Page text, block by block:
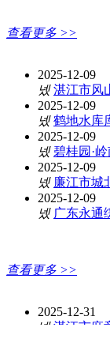
查看更多 >>
通知公告
2025-12-09
넸 湛江市风
2025-12-09
넸 鹤地水库
2025-12-09
넸 碧桂园·
2025-12-09
넸 廉江市城
2025-12-09
넸 广东永通
查看更多 >>
主要业绩
2025-12-31
넸 湛江市麻